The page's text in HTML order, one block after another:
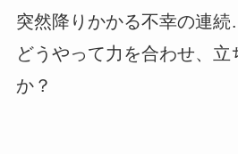
突然降りかかる不幸の連
どうやって力を合わせ、立
か？